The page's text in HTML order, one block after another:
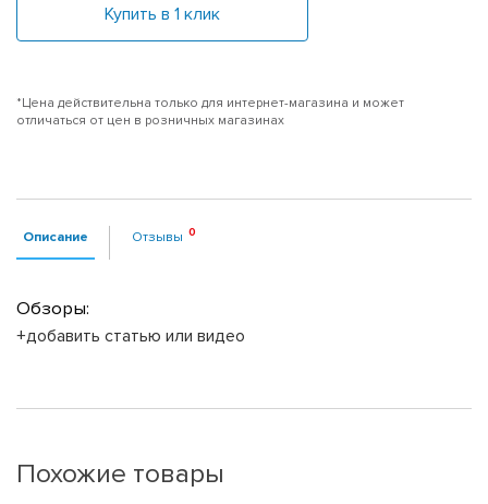
Купить в 1 клик
*Цена действительна только для интернет-магазина и может
отличаться от цен в розничных магазинах
Описание Отзывы
Обзоры:
+добавить статью или видео
Похожие товары